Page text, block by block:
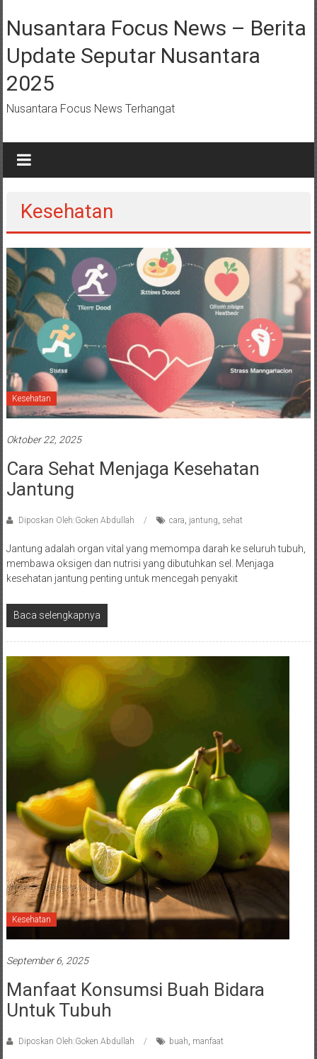
ke
konten
Nusantara Focus News – Berita
Update Seputar Nusantara
2025
Nusantara Focus News Terhangat
Kesehatan
Kesehatan
Oktober 22, 2025
Cara Sehat Menjaga Kesehatan
Jantung
Diposkan Oleh:Goken Abdullah cara jantung sehat
Jantung adalah organ vital yang memompa darah ke seluruh tubuh,
membawa oksigen dan nutrisi yang dibutuhkan sel. Menjaga
kesehatan jantung penting untuk mencegah penyakit
Baca selengkapnya
Kesehatan
September 6, 2025
Manfaat Konsumsi Buah Bidara
Untuk Tubuh
Diposkan Oleh:Goken Abdullah buah manfaat